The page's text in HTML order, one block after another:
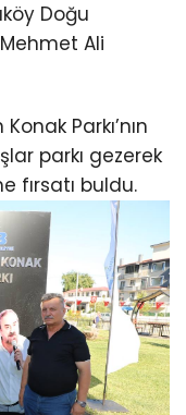
Doğu
Ali
Parkı’nın
parkı gezerek
fırsatı buldu.